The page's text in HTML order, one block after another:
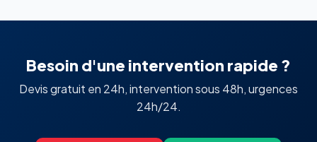
Besoin d'une intervention rapide ?
Devis gratuit en 24h, intervention sous 48h, urgences
24h/24.